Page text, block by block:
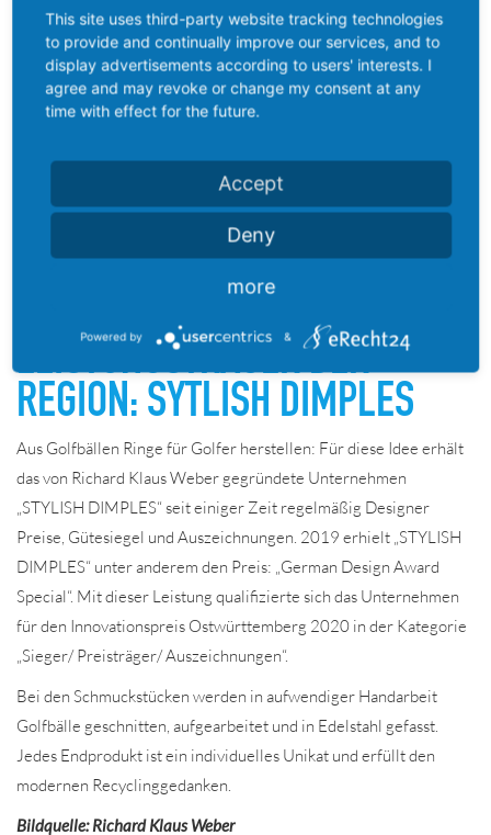
LEISTUNGSTRÄGER DER
REGION: SYTLISH DIMPLES
Aus Golfbällen Ringe für Golfer herstellen: Für diese Idee erhält
das von Richard Klaus Weber gegründete Unternehmen
„STYLISH DIMPLES“ seit einiger Zeit regelmäßig Designer
Preise, Gütesiegel und Auszeichnungen. 2019 erhielt „STYLISH
DIMPLES“ unter anderem den Preis: „German Design Award
Special“. Mit dieser Leistung qualifizierte sich das Unternehmen
für den Innovationspreis Ostwürttemberg 2020 in der Kategorie
„Sieger/ Preisträger/ Auszeichnungen“.
Bei den Schmuckstücken werden in aufwendiger Handarbeit
Golfbälle geschnitten, aufgearbeitet und in Edelstahl gefasst.
Jedes Endprodukt ist ein individuelles Unikat und erfüllt den
modernen Recyclinggedanken.
Bildquelle: Richard Klaus Weber
This site uses third-party website tracking technologies
to provide and continually improve our services, and to
display advertisements according to users' interests. I
agree and may revoke or change my consent at any
time with effect for the future.
Accept
Deny
more
Powered by &